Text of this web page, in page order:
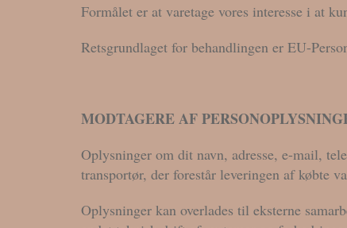
Formålet er at varetage vores interesse i at
Retsgrundlaget for behandlingen er EU-
MODTAGERE AF
Oplysninger om dit navn, adresse, e-mail,
transportør, der forestår leveringen af købte
Oplysninger kan overlades til eksterne